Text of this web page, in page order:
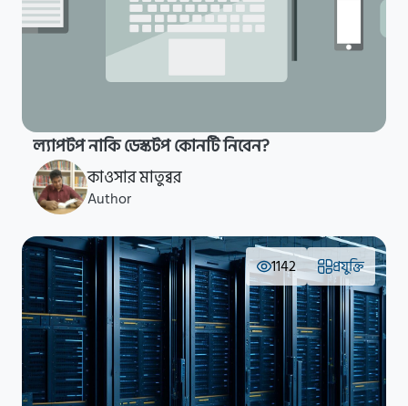
ল্যাপটপ নাকি ডেস্কটপ কোনটি নিবেন?
কাওসার মাতুব্বর
Author
1142 প্রযুক্তি